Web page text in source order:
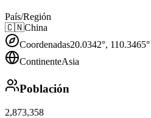
País/Región
🇨🇳China
Coordenadas20.0342°, 110.3465°
ContinenteAsia
Población
2,873,358